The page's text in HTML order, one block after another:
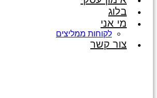
בלוג
מי אני
לקוחות ממליצים
צור קשר